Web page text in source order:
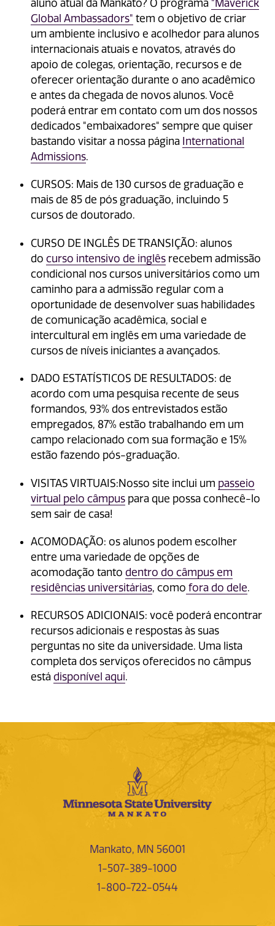
aluno atual da Mankato? O programa "Maverick
Global Ambassadors" tem o objetivo de criar
um ambiente inclusivo e acolhedor para alunos
internacionais atuais e novatos, através do
apoio de colegas, orientação, recursos e de
oferecer orientação durante o ano acadêmico
e antes da chegada de novos alunos. Você
poderá entrar em contato com um dos nossos
dedicados "embaixadores" sempre que quiser
bastando visitar a nossa página International
Admissions.
CURSOS: Mais de 130 cursos de graduação e
mais de 85 de pós graduação, incluindo 5
cursos de doutorado.
CURSO DE INGLÊS DE TRANSIÇÃO: alunos
do curso intensivo de inglês recebem admissão
condicional nos cursos universitários como um
caminho para a admissão regular com a
oportunidade de desenvolver suas habilidades
de comunicação acadêmica, social e
intercultural em inglês em uma variedade de
cursos de níveis iniciantes a avançados.
DADO ESTATÍSTICOS DE RESULTADOS: de
acordo com uma pesquisa recente de seus
formandos, 93% dos entrevistados estão
empregados, 87% estão trabalhando em um
campo relacionado com sua formação e 15%
estão fazendo pós-graduação.
VISITAS VIRTUAIS:Nosso site inclui um passeio
virtual pelo câmpus para que possa conhecê-lo
sem sair de casa!
ACOMODAÇÃO: os alunos podem escolher
entre uma variedade de opções de
acomodação tanto dentro do câmpus em
residências universitárias, como fora do dele.
RECURSOS ADICIONAIS: você poderá encontrar
recursos adicionais e respostas às suas
perguntas no site da universidade. Uma lista
completa dos serviços oferecidos no câmpus
está disponível aqui.
Mankato, MN 56001
1-507-389-1000
1-800-722-0544